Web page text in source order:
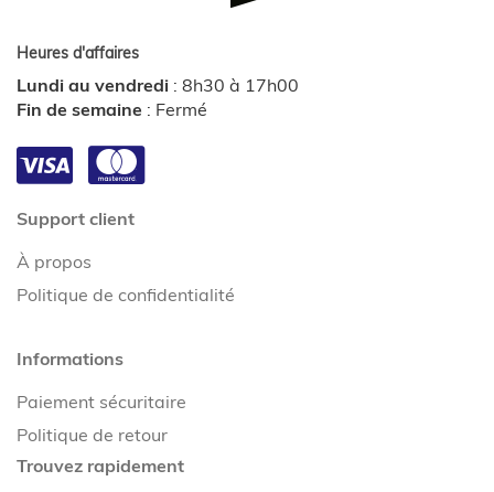
Heures d'affaires
Lundi au vendredi : 8h30 à 17h00
Fin de semaine : Fermé
Support client
À propos
Politique de confidentialité
Informations
Paiement sécuritaire
Politique de retour
Trouvez rapidement